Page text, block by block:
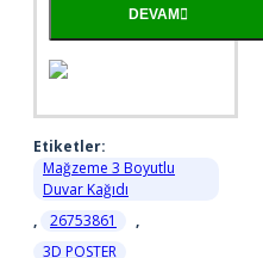
DEVAM
Etiketler:
Mağzeme 3 Boyutlu
Duvar Kağıdı
,
26753861
,
3D POSTER